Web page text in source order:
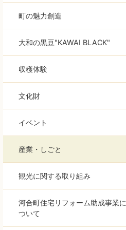
町の魅力創造
大和の黒豆"KAWAI BLACK"
収穫体験
文化財
イベント
産業・しごと
観光に関する取り組み
河合町住宅リフォーム助成事業に
ついて